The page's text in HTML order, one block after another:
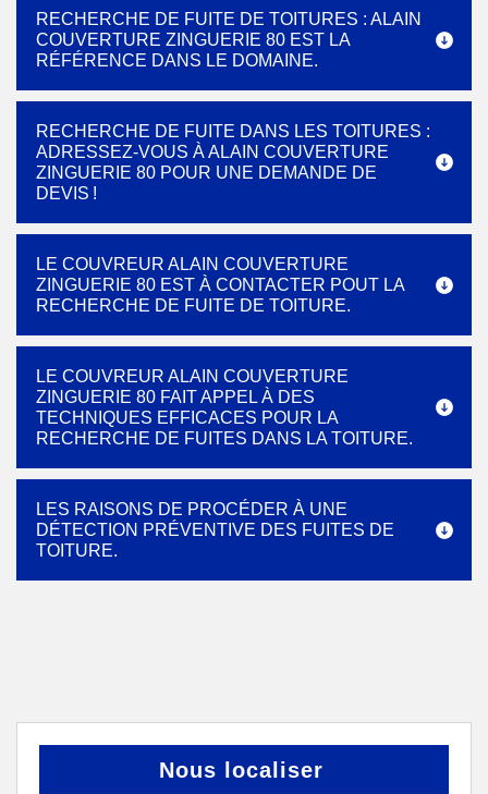
RECHERCHE DE FUITE DE TOITURES : ALAIN
COUVERTURE ZINGUERIE 80 EST LA
RÉFÉRENCE DANS LE DOMAINE.
RECHERCHE DE FUITE DANS LES TOITURES :
ADRESSEZ-VOUS À ALAIN COUVERTURE
ZINGUERIE 80 POUR UNE DEMANDE DE
DEVIS !
LE COUVREUR ALAIN COUVERTURE
ZINGUERIE 80 EST À CONTACTER POUT LA
RECHERCHE DE FUITE DE TOITURE.
LE COUVREUR ALAIN COUVERTURE
ZINGUERIE 80 FAIT APPEL À DES
TECHNIQUES EFFICACES POUR LA
RECHERCHE DE FUITES DANS LA TOITURE.
LES RAISONS DE PROCÉDER À UNE
DÉTECTION PRÉVENTIVE DES FUITES DE
TOITURE.
Nous localiser